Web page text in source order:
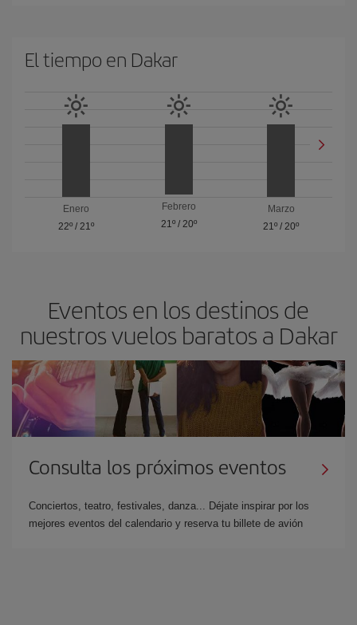
El tiempo en Dakar
Enero
22º/ 21º
Febrero
21º/ 20º
Marzo
21º /20º
Eventos en los destinos de
nuestros vuelos baratos a Dakar
Consulta los próximos eventos
Conciertos, teatro, festivales, danza... Déjate inspirar por los
mejores eventos del calendario y reserva tu billete de avión